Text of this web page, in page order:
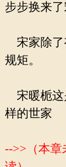
步步换来了
宋家除了
规矩。
宋暖栀这
样的世家
-->>（本章